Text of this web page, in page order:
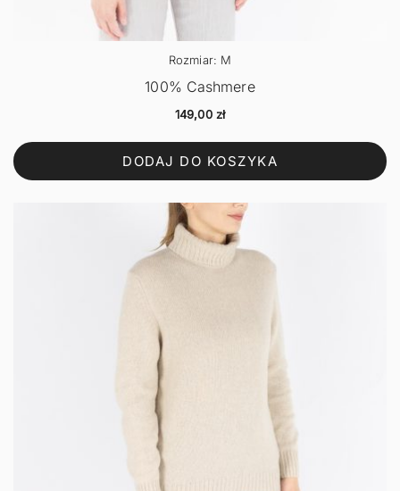
Rozmiar: M
100% Cashmere
149,00 zł
DODAJ DO KOSZYKA